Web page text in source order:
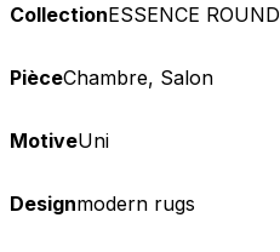
CollectionESSENCE ROUND
PièceChambre, Salon
MotiveUni
Designmodern rugs